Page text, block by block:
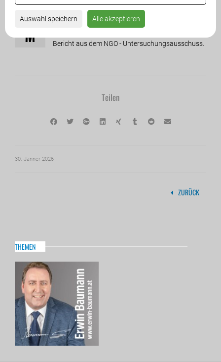
Auswahl speichern Alle akzeptieren
M
ission Wahrheit - Auf der Suche nach eurem
Bericht aus dem NGO - Untersuchungsausschuss.
Teilen
30. Jänner 2026
ZURÜCK
THEMEN